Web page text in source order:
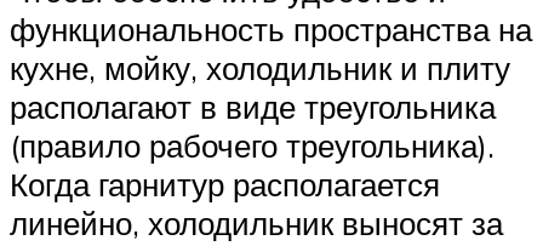
функциональность пространства на
кухне, мойку, холодильник и плиту
располагают в виде треугольника
(правило рабочего треугольника).
Когда гарнитур располагается
линейно, холодильник выносят за